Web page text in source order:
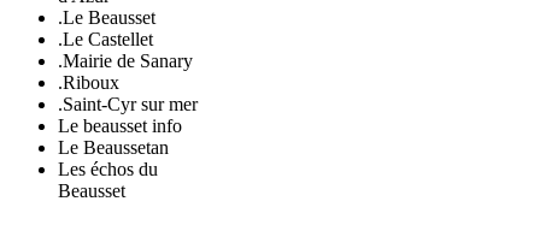
.Le Beausset
.Le Castellet
.Mairie de Sanary
.Riboux
.Saint-Cyr sur mer
Le beausset info
Le Beaussetan
Les échos du
Beausset